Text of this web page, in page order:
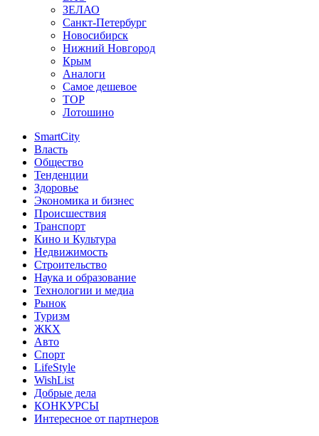
ЗЕЛАО
Санкт-Петербург
Новосибирск
Нижний Новгород
Крым
Аналоги
Самое дешевое
TOP
Лотошино
SmartCity
Власть
Общество
Тенденции
Здоровье
Экономика и бизнес
Происшествия
Транспорт
Кино и Культура
Недвижимость
Строительство
Наука и образование
Технологии и медиа
Рынок
Туризм
ЖКХ
Авто
Спорт
LifeStyle
WishList
Добрые дела
КОНКУРСЫ
Интересное от партнеров